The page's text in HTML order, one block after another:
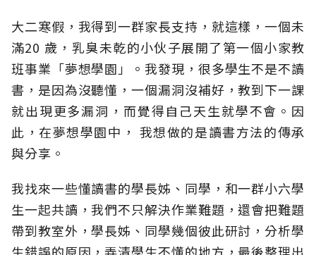
大二寒假，我得到一群家長支持，就這樣，一個未
滿20 歲，乳臭未乾的小伙子展開了第一個小家教
班事業「夢想學園」。我發現，很多學生不是不讀
書，是因為沒聽懂，一個漏洞沒補好，教到下一課
就出現更多漏洞，而覺得自己天生就學不會。因
此，在夢想學園中， 我想做的是讀書方法的傳承
與分享。
我找來一些懂讀書的學長姊、同學，和一群小六學
生一起共讀，我們不只解決作業難題，還會把難題
帶到教室外，學長姊、同學幾個彼此研討，分析學